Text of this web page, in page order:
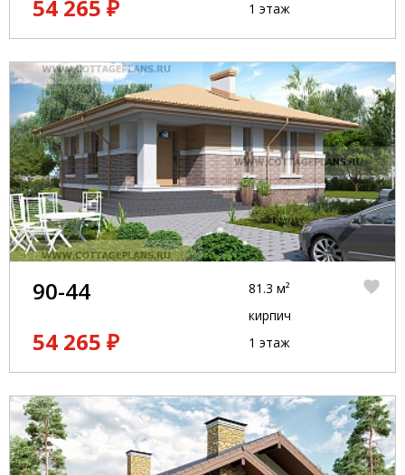
54 265 ₽
1 этаж
90-44
54 265 ₽
81.3 м²
кирпич
1 этаж